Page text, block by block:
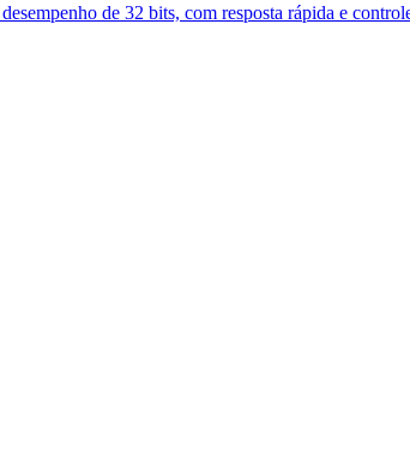
de 32 bits, com resposta rápida e